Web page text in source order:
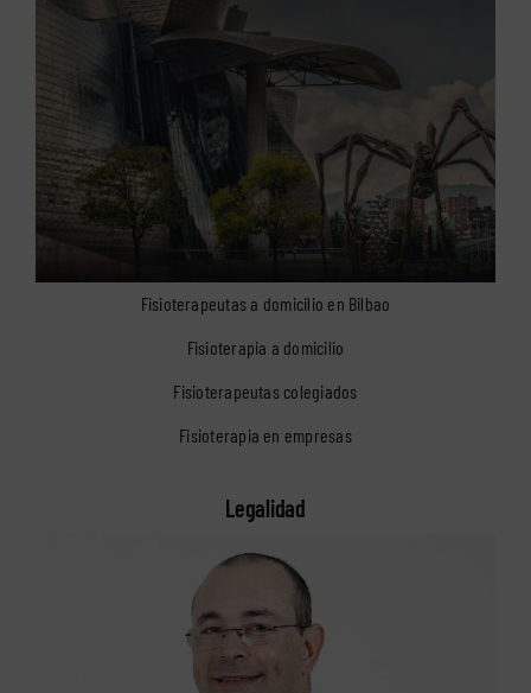
Fisioterapeutas a domicilio en Bilbao
Fisioterapia a domicilio
Fisioterapeutas colegiados
Fisioterapia en empresas
Legalidad